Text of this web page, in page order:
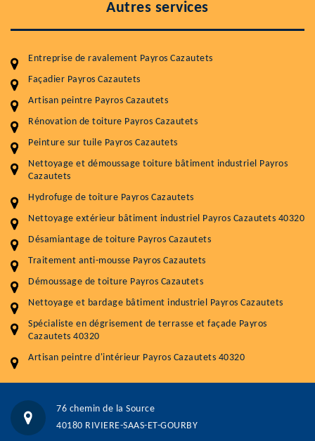
Autres services
Entreprise de ravalement Payros Cazautets
Façadier Payros Cazautets
Artisan peintre Payros Cazautets
Rénovation de toiture Payros Cazautets
Peinture sur tuile Payros Cazautets
Nettoyage et démoussage toiture bâtiment industriel Payros
Cazautets
Hydrofuge de toiture Payros Cazautets
Nettoyage extérieur bâtiment industriel Payros Cazautets 40320
Désamiantage de toiture Payros Cazautets
Traitement anti-mousse Payros Cazautets
Démoussage de toiture Payros Cazautets
Nettoyage et bardage bâtiment industriel Payros Cazautets
Spécialiste en dégrisement de terrasse et façade Payros
Cazautets 40320
Artisan peintre d'intérieur Payros Cazautets 40320
76 chemin de la Source
40180 RIVIERE-SAAS-ET-GOURBY
Entretenir votre toiture, c'est préserver sa
durabilité
Plus de 15 ans d'expérience en couverture et facade
Service
Nettoyageb toiture
Démoussage toiture
Traitement hydrofuge toiture
Artisant local recommander
76 chemin de la Source 40180 RIVIERE-SAAS-ET-GOURBY